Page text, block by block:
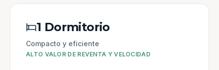
1 Dormitorio
Compacto y eficiente
ALTO VALOR DE REVENTA Y VELOCIDAD